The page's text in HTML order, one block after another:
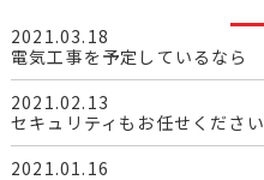
2021.03.18
電気工事を予定しているなら
2021.02.13
セキュリティもお任せください
2021.01.16